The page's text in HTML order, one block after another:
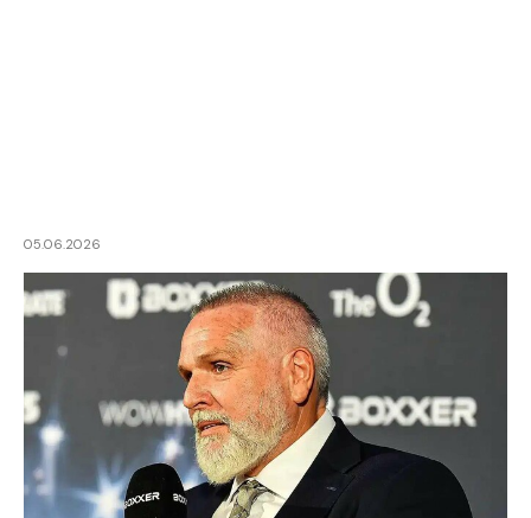
05.06.2026